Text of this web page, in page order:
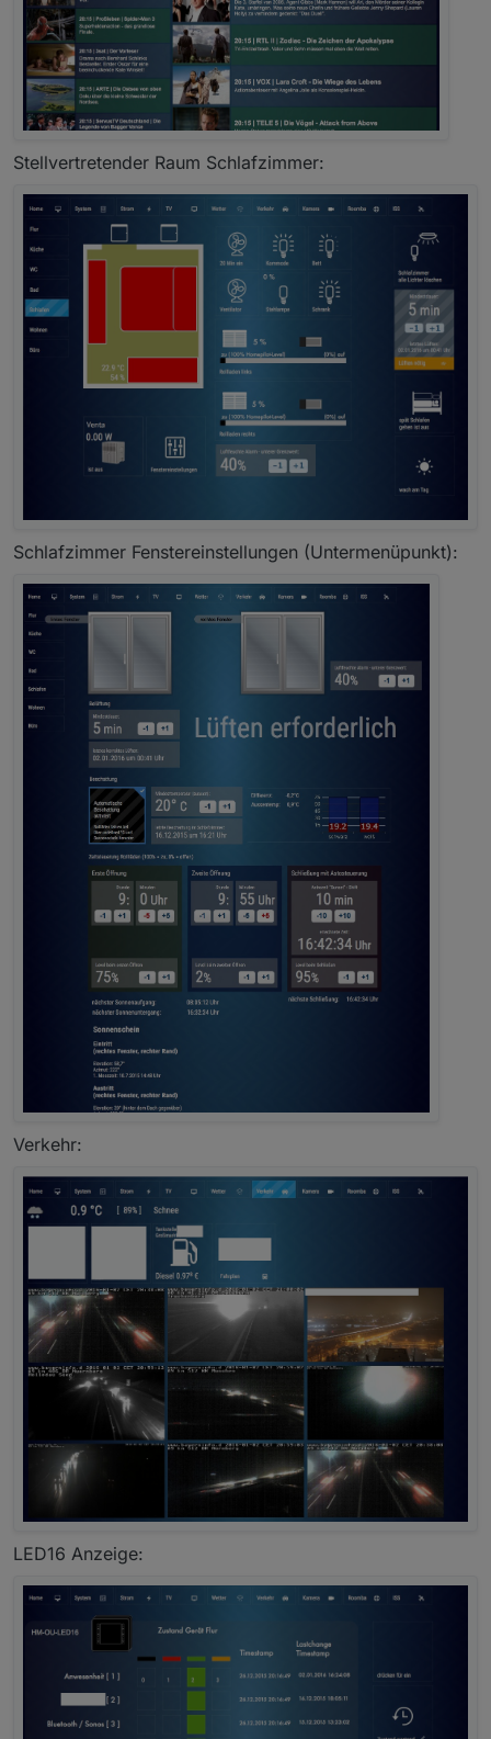
Stellvertretender Raum Schlafzimmer:
Schlafzimmer Fenstereinstellungen (Untermenüpunkt):
Verkehr:
LED16 Anzeige: